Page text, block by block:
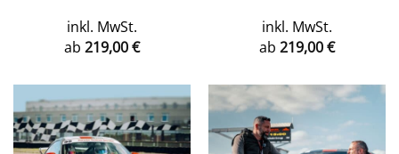
inkl. MwSt.
ab 219,00€
inkl. MwSt.
ab 219,00€